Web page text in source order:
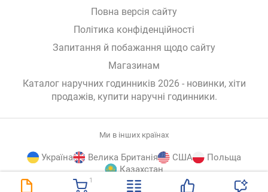
1
Повна версія сайту
Політика конфіденційності
Запитання й побажання щодо сайту
Магазинам
Каталог наручних годинників 2026 - новинки, хіти
продажів, купити наручні годинники.
Ми в інших країнах
Україна Велика Британія США
Польща
Казахстан